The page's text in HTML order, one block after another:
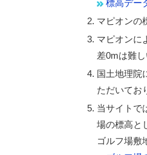
標高デー
マピオンの
マピオンに
差0mは難し
国土地理院
ただいてお
当サイトで
場の標高と
ゴルフ場敷